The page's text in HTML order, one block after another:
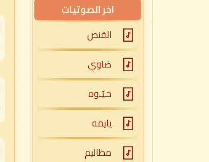
اخر الصوتيات
القنص
ضاوي
حـيّـوه
يايمه
مظاليم